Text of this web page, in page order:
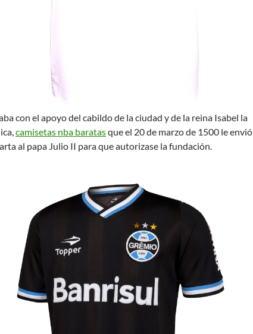
con el apoyo del cabildo de la ciudad y de la reina Isabel la
camisetas nba baratasque el 20 de marzo de 1500 le envió
al papa Julio II para que autorizase la fundación.